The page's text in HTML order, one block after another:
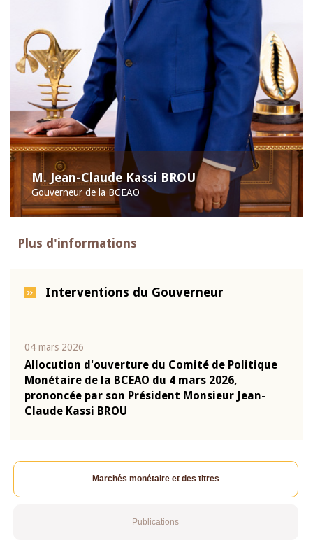
M. Jean-Claude Kassi BROU
Gouverneur de la BCEAO
Plus d'informations
Interventions du Gouverneur
04 mars 2026
Allocution d'ouverture du Comité de Politique
Monétaire de la BCEAO du 4 mars 2026,
prononcée par son Président Monsieur Jean-
Claude Kassi BROU
Marchés monétaire et des titres
Publications